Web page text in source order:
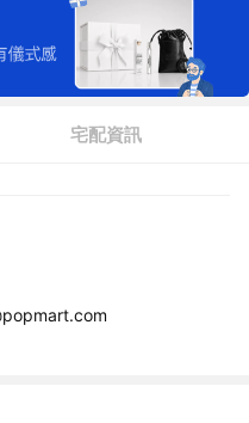
宅配資訊